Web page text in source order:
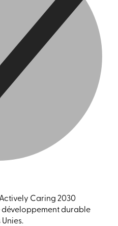
Caring 2030
durable